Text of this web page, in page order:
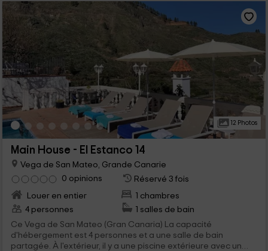
12 Photos
Main House - El Estanco 14
Vega de San Mateo, Grande Canarie
0 opinions
Réservé 3 fois
Louer en entier
1 chambres
4 personnes
1 salles de bain
Ce Vega de San Mateo (Gran Canaria) La capacité
d'hébergement est 4 personnes et a une salle de bain
partagée. À l'extérieur, il y a une piscine extérieure avec un